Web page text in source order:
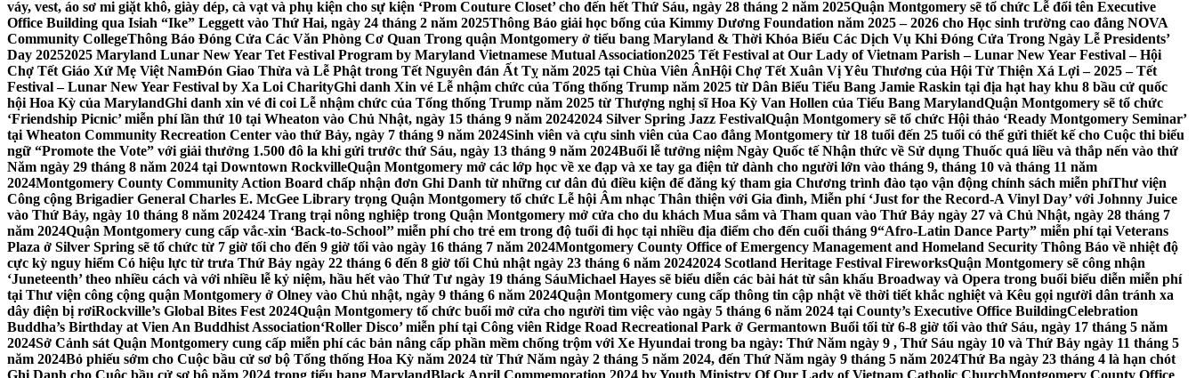
váy, vest, áo sơ mi giặt khô, giày dép, cà vạt và phụ kiện cho sự kiện ‘Prom Couture Closet’ cho đến hết Thứ Sáu, ngày 28 tháng 2 năm 2025Quận Montgomery sẽ tổ chức Lễ đổi tên Executive
Office Building qua Isiah “Ike” Leggett vào Thứ Hai, ngày 24 tháng 2 năm 2025Thông Báo giải học bổng của Kimmy Dương Foundation năm 2025 – 2026 cho Học sinh trường cao đẳng NOVA
Community CollegeThông Báo Đóng Cửa Các Văn Phòng Cơ Quan Trong quận Montgomery ở tiểu bang Maryland & Thời Khóa Biểu Các Dịch Vụ Khi Đóng Cửa Trong Ngày Lễ Presidents’
Day 20252025 Maryland Lunar New Year Tet Festival Program by Maryland Vietnamese Mutual Association2025 Tết Festival at Our Lady of Vietnam Parish – Lunar New Year Festival – Hội
Chợ Tết Giáo Xứ Mẹ Việt NamĐón Giao Thừa và Lễ Phật trong Tết Nguyên đán Ất Tỵ năm 2025 tại Chùa Viên ÂnHội Chợ Tết Xuân Vị Yêu Thương của Hội Từ Thiện Xá Lợi – 2025 – Tết
Festival – Lunar New Year Festival by Xa Loi CharityGhi danh Xin vé Lễ nhậm chức của Tổng thống Trump năm 2025 từ Dân Biểu Tiểu Bang Jamie Raskin tại địa hạt hay khu 8 bầu cử quốc
hội Hoa Kỳ của MarylandGhi danh xin vé đi coi Lễ nhậm chức của Tổng thống Trump năm 2025 từ Thượng nghị sĩ Hoa Kỳ Van Hollen của Tiểu Bang MarylandQuận Montgomery sẽ tổ chức
‘Friendship Picnic’ miễn phí lần thứ 10 tại Wheaton vào Chủ Nhật, ngày 15 tháng 9 năm 20242024 Silver Spring Jazz FestivalQuận Montgomery sẽ tổ chức Hội thảo ‘Ready Montgomery Seminar’
tại Wheaton Community Recreation Center vào thứ Bảy, ngày 7 tháng 9 năm 2024Sinh viên và cựu sinh viên của Cao đẳng Montgomery từ 18 tuổi đến 25 tuổi có thể gửi thiết kế cho Cuộc thi biểu
ngữ “Promote the Vote” với giải thưởng 1.500 đô la khi gửi trước thứ Sáu, ngày 13 tháng 9 năm 2024Buổi lễ tưởng niệm Ngày Quốc tế Nhận thức về Sử dụng Thuốc quá liều và thắp nến vào thứ
Năm ngày 29 tháng 8 năm 2024 tại Downtown RockvilleQuận Montgomery mở các lớp học về xe đạp và xe tay ga điện tử dành cho người lớn vào tháng 9, tháng 10 và tháng 11 năm
2024Montgomery County Community Action Board chấp nhận đơn Ghi Danh từ những cư dân đủ điều kiện để đăng ký tham gia Chương trình đào tạo vận động chính sách miễn phíThư viện
Công cộng Brigadier General Charles E. McGee Library trọng Quận Montgomery tổ chức Lễ hội Âm nhạc Thân thiện với Gia đình, Miễn phí ‘Just for the Record-A Vinyl Day’ với Johnny Juice
vào Thứ Bảy, ngày 10 tháng 8 năm 202424 Trang trại nông nghiệp trong Quận Montgomery mở cửa cho du khách Mua sắm và Tham quan vào Thứ Bảy ngày 27 và Chủ Nhật, ngày 28 tháng 7
năm 2024Quận Montgomery cung cấp vắc-xin ‘Back-to-School’’ miễn phí cho trẻ em trong độ tuổi đi học tại nhiều địa điểm cho đến cuối tháng 9“Afro-Latin Dance Party” miễn phí tại Veterans
Plaza ở Silver Spring sẽ tổ chức từ 7 giờ tối cho đến 9 giờ tối vào ngày 16 tháng 7 năm 2024Montgomery County Office of Emergency Management and Homeland Security Thông Báo về nhiệt độ
cực kỳ nguy hiểm Có hiệu lực từ trưa Thứ Bảy ngày 22 tháng 6 đến 8 giờ tối Chủ nhật ngày 23 tháng 6 năm 20242024 Scotland Heritage Festival FireworksQuận Montgomery sẽ công nhận
‘Juneteenth’ theo nhiều cách và với nhiều lễ kỷ niệm, hầu hết vào Thứ Tư ngày 19 tháng SáuMichael Hayes sẽ biểu diễn các bài hát từ sân khấu Broadway và Opera trong buổi biểu diễn miễn phí
tại Thư viện công cộng quận Montgomery ở Olney vào Chủ nhật, ngày 9 tháng 6 năm 2024Quận Montgomery cung cấp thông tin cập nhật về thời tiết khắc nghiệt và Kêu gọi người dân tránh xa
dây điện bị rơiRockville’s Global Bites Fest 2024Quận Montgomery tổ chức buổi mở cửa cho người tìm việc vào ngày 5 tháng 6 năm 2024 tại County’s Executive Office BuildingCelebration
Buddha’s Birthday at Vien An Buddhist Association‘Roller Disco’ miễn phí tại Công viên Ridge Road Recreational Park ở Germantown Buổi tối từ 6-8 giờ tối vào thứ Sáu, ngày 17 tháng 5 năm
2024Sở Cảnh sát Quận Montgomery cung cấp miễn phí các bản nâng cấp phần mềm chống trộm với Xe Hyundai trong ba ngày: Thứ Năm ngày 9 , Thứ Sáu ngày 10 và Thứ Bảy ngày 11 tháng 5
năm 2024Bỏ phiếu sớm cho Cuộc bầu cử sơ bộ Tổng thống Hoa Kỳ năm 2024 từ Thứ Năm ngày 2 tháng 5 năm 2024, đến Thứ Năm ngày 9 tháng 5 năm 2024Thứ Ba ngày 23 tháng 4 là hạn chót
Ghi Danh cho Cuộc bầu cử sơ bộ năm 2024 trong tiểu bang MarylandBlack April Commemoration 2024 by Youth Ministry Of Our Lady of Vietnam Catholic ChurchMontgomery County Office